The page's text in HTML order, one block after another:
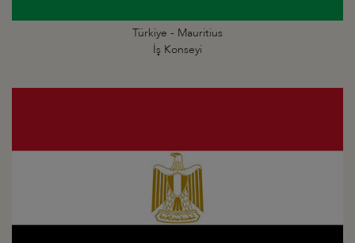
Türkiye - Mauritius
İş Konseyi